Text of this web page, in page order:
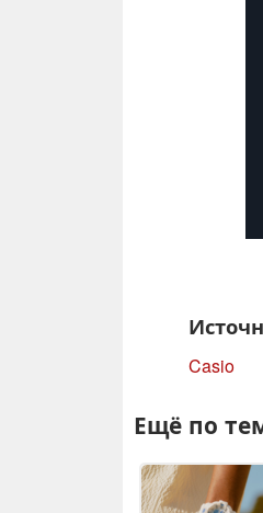
Casio
Ещё по